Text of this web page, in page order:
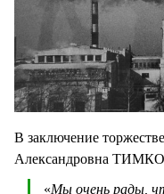
В заключение
Александровна
«Мы очень рады,